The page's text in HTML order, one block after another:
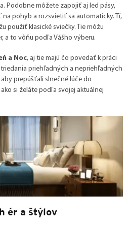
Podobne môžete zapojiť aj led pásy,
pohyb a rozsvietiť sa automaticky. Tí,
použiť klasické sviečky. Tie môžu
a to vôňu podľa Vášho výberu.
a Noc, aj tie majú čo povedať k práci
priehľadných a nepriehľadných
prepúšťali slnečné lúče do
si želáte podľa svojej aktuálnej
ér a štýlov